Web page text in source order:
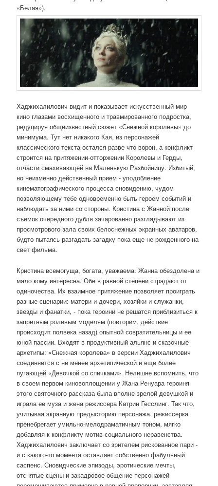
«Белая»).
Хаджихалилович видит и показывает искусственный мир
кино глазами восхищенного и травмированного подростка,
редуцируя общеизвестный сюжет «Снежной королевы» до
минимума. Тут нет никакого Кая, из персонажей
классического текста остался разве что ворон, а конфликт
строится на притяжении-отторжении Королевы и Герды,
отчасти смахивающей на Маленькую Разбойницу. Избитый,
но неизменно действенный прием - уподобление
кинематографического процесса сновидению, чудом
позволяющему тебе одновременно быть героем событий и
наблюдать за ними со стороны. Кристина с Жанной после
съемок очередного дубля зачарованно разглядывают из
просмотрового зала своих белоснежных экранных аватаров,
будто пытаясь разгадать загадку пока еще не рожденного на
свет фильма.
Кристина всемогуща, богата, уважаема. Жанна обездолена и
мало кому интересна. Обе в равной степени страдают от
одиночества. Их взаимное притяжение позволяет проиграть
разные сценарии: матери и дочери, хозяйки и служанки,
звезды и фанатки, - пока героини не решатся приблизиться к
запретным ролевым моделям (повторим, действие
происходит полвека назад) опытной совратительницы и ее
юной пассии. Входят в продуктивный альянс и сказочные
архетипы: «Снежная королева» в версии Хаджихалилович
соединяется с не менее архетипической и еще более
пугающей «Девочкой со спичками». Нелишне вспомнить, что
в своем первом киновоплощении у Жана Ренуара героиня
этого святочного рассказа была вполне зрелой девушкой и
играла ее муза и жена режиссера Катрин Гесслинг. Так что,
учитывая экранную предысторию персонажа, режиссерка
пренебрегает умильно-мелодраматичным тоном, мягко
добавляя к конфликту мотив социального неравенства.
Хаджихалилович заключает со зрителем рискованное пари -
и с какого-то момента оставляет собственно фабульный
саспенс. Сновидческие эпизоды, эротические мечты,
отснятые сцены и закадровое общение персонажей